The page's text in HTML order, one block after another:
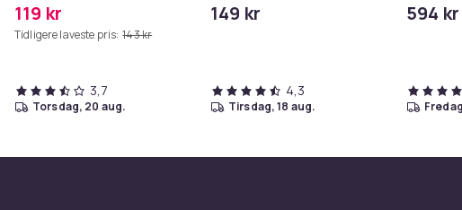
119 kr
Tidligere laveste pris: 143 kr
3,7
torsdag, 20 aug.
149 kr
4,3
tirsdag, 18 aug.
594 kr